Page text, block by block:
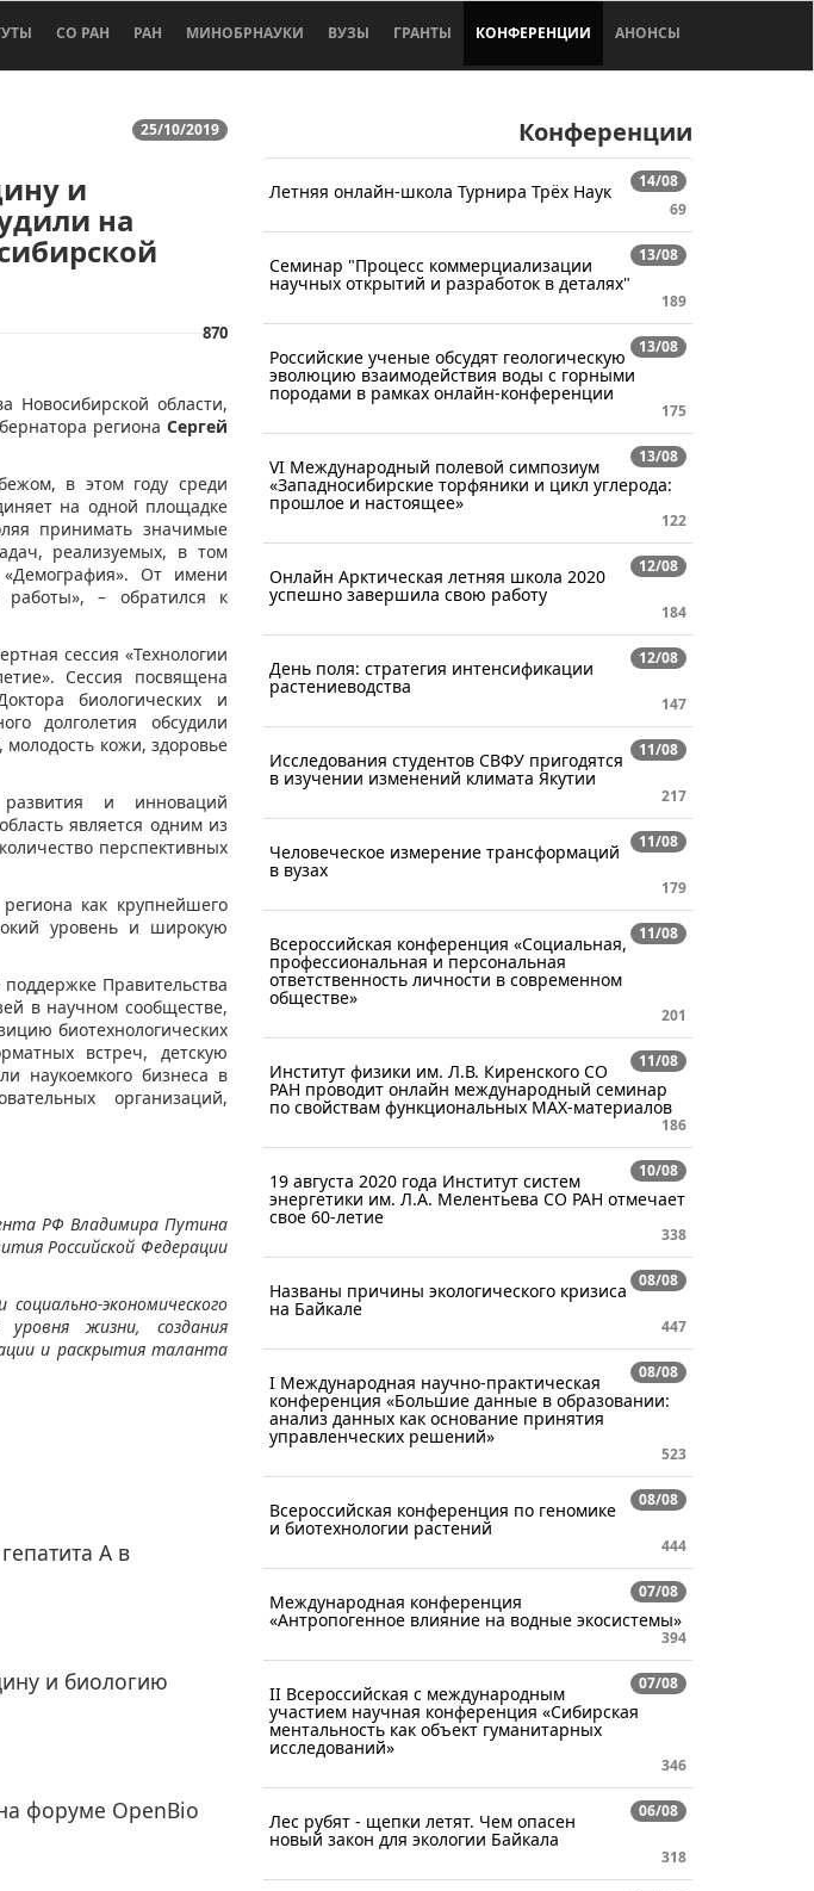
СО РАН РАН МИНОБРНАУКИ ВУЗЫ ГРАНТЫ КОНФЕРЕНЦИИ АНОНСЫ
25/10/2019
и
на
870
Новосибирской области,
региона Сергей
в этом году среди
на одной площадке
принимать значимые
реализуемых, в том
От имени
работы», – обратился к
сессия «Технологии
Сессия посвящена
биологических и
долголетия обсудили
кожи, здоровье
развития и инноваций
является одним из
перспективных
как крупнейшего
уровень и широкую
Правительства
в научном сообществе,
биотехнологических
встреч, детскую
наукоемкого бизнеса в
организаций,
РФ Владимира Путина
Российской Федерации
экономического
уровня жизни, создания
и раскрытия таланта
А в
и биологию
форуме OpenBio
Конференции
14/08
Летняя онлайн-школа Турнира Трёх Наук
69
13/08
Семинар "Процесс коммерциализации
научных открытий и разработок в деталях"
189
13/08
Российские ученые обсудят геологическую
эволюцию взаимодействия воды с горными
породами в рамках онлайн-конференции
175
13/08
VI Международный полевой симпозиум
«Западносибирские торфяники и цикл углерода:
прошлое и настоящее»
122
12/08
Онлайн Арктическая летняя школа 2020
успешно завершила свою работу
184
12/08
День поля: стратегия интенсификации
растениеводства
147
11/08
Исследования студентов СВФУ пригодятся
в изучении изменений климата Якутии
217
11/08
Человеческое измерение трансформаций
в вузах
179
11/08
Всероссийская конференция «Социальная,
профессиональная и персональная
ответственность личности в современном
обществе»
201
11/08
Институт физики им. Л.В. Киренского СО
РАН проводит онлайн международный семинар
по свойствам функциональных MAX-материалов
186
10/08
19 августа 2020 года Институт систем
энергетики им. Л.А. Мелентьева СО РАН отмечает
свое 60-летие
338
08/08
Названы причины экологического кризиса
на Байкале
447
08/08
I Международная научно-практическая
конференция «Большие данные в образовании:
анализ данных как основание принятия
управленческих решений»
523
08/08
Всероссийская конференция по геномике
и биотехнологии растений
444
07/08
Международная конференция
«Антропогенное влияние на водные экосистемы»
394
07/08
II Всероссийская с международным
участием научная конференция «Сибирская
ментальность как объект гуманитарных
исследований»
346
06/08
Лес рубят - щепки летят. Чем опасен
новый закон для экологии Байкала
318